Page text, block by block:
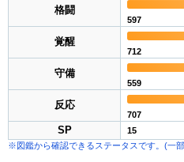
格闘
597
覚醒
712
守備
559
反応
707
SP
15
※図鑑から確認できるステータスです。(一